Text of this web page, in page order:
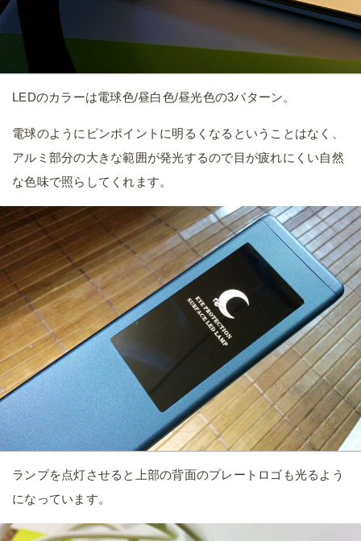
LEDのカラーは電球色/昼白色/昼光色の3パターン。
電球のようにピンポイントに明るくなるということはなく、
アルミ部分の大きな範囲が発光するので目が疲れにくい自然
な色味で照らしてくれます。
ランプを点灯させると上部の背面のプレートロゴも光るよう
になっています。